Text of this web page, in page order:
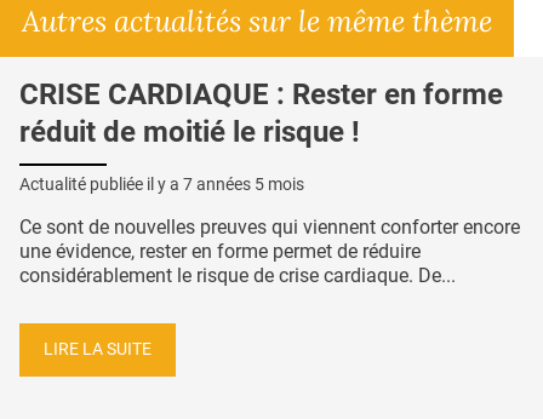
Autres actualités sur le même thème
CRISE CARDIAQUE : Rester en forme
réduit de moitié le risque !
Actualité publiée il y a 7 années 5 mois
Ce sont de nouvelles preuves qui viennent conforter encore
une évidence, rester en forme permet de réduire
considérablement le risque de crise cardiaque. De...
LIRE LA SUITE